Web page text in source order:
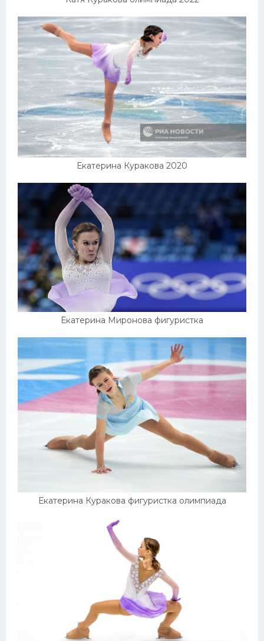
Екатерина Куракова 2020
Екатерина Миронова фигуристка
Екатерина Куракова фигуристка олимпиада